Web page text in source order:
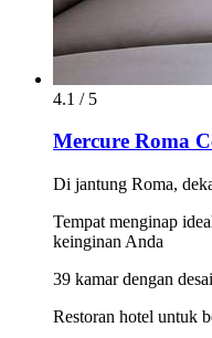
4.1 / 5
Mercure Roma
Di jantung Roma,
Tempat menginap
keinginan Anda
39 kamar dengan
Restoran hotel untuk